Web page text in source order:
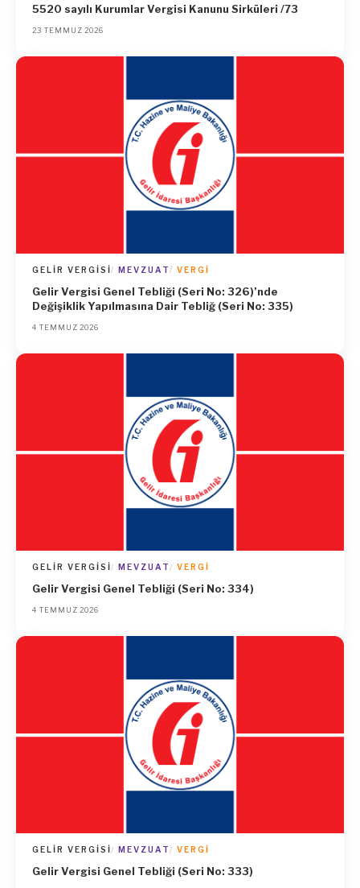
5520 sayılı Kurumlar Vergisi Kanunu Sirküleri /73
23 TEMMUZ 2026
GELIR VERGISI MEVZUAT VERGI
Gelir Vergisi Genel Tebliği (Seri No: 326)’nde
Değişiklik Yapılmasına Dair Tebliğ (Seri No: 335)
4 TEMMUZ 2026
GELIR VERGISI MEVZUAT VERGI
Gelir Vergisi Genel Tebliği (Seri No: 334)
4 TEMMUZ 2026
GELIR VERGISI MEVZUAT VERGI
Gelir Vergisi Genel Tebliği (Seri No: 333)